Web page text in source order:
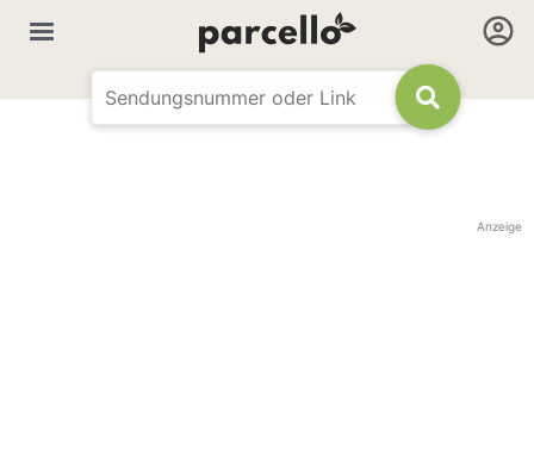
Anzeige